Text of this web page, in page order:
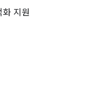
지원